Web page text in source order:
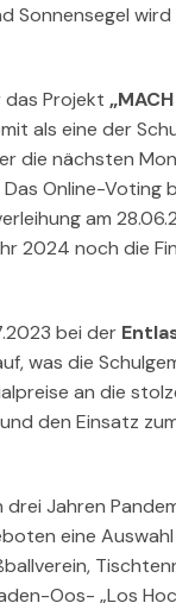
Sonnensegel
das Projekt
als eine der
die nächsten
Online-Voting
am
2024 noch die
bei der
was die
an die
den Einsatz
drei Jahren
eine
Oos- „Los